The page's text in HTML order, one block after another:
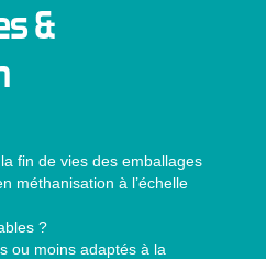
&
fin de vies des emballages
méthanisation à l’échelle
?
ou moins adaptés à la